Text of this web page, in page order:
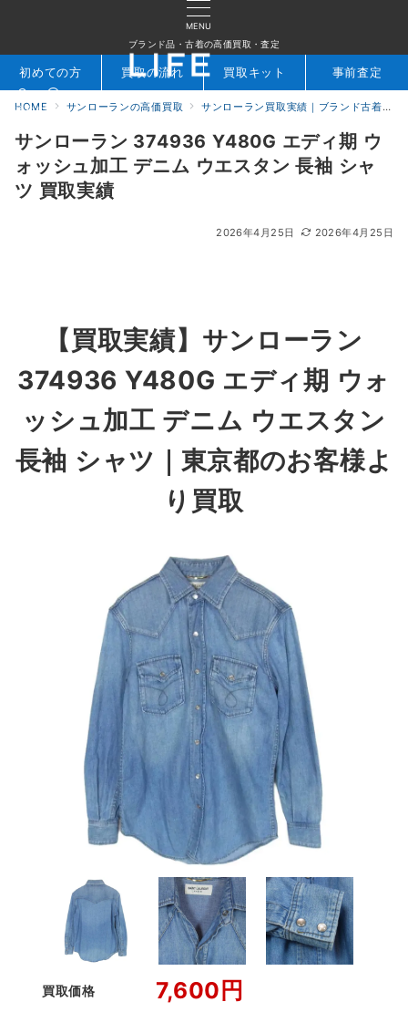
MENU
ブランド品・古着の高価買取・査定
検索 お問合せ
初めての方 買取の流れ 買取キット 事前査定
HOME サンローランの高価買取 サンローラン買取実績｜ブランド古着専門店LIFE
サンローラン 374936 Y480G エディ期 ウ
ォッシュ加工 デニム ウエスタン 長袖 シャ
ツ 買取実績
2026年4月25日 2026年4月25日
【買取実績】 サンローラン
374936 Y480G エディ期 ウォ
ッシュ加工 デニム ウエスタン
長袖 シャツ ｜東京都のお客様よ
り買取
買取価格 7,600円